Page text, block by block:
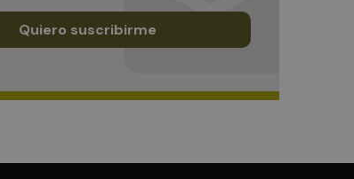
Quiero suscribirme